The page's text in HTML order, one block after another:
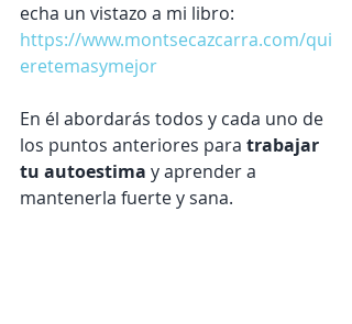
echa un vistazo a mi libro:
https://www.montsecazcarra.com/qui
eretemasymejor
En él abordarás todos y cada uno de
los puntos anteriores para trabajar
tu autoestima y aprender a
mantenerla fuerte y sana.